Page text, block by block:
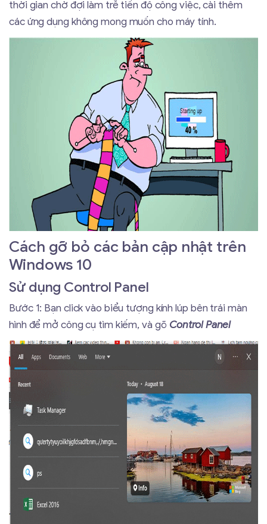
thời gian chờ đợi làm trễ tiến độ công việc, cài thêm
các ứng dụng không mong muốn cho máy tính.
Cách gỡ bỏ các bản cập nhật trên
Windows 10
Sử dụng Control Panel
Bước 1: Bạn click vào biểu tượng kính lúp bên trái màn
hình để mở công cụ tìm kiếm, và gõ Control Panel